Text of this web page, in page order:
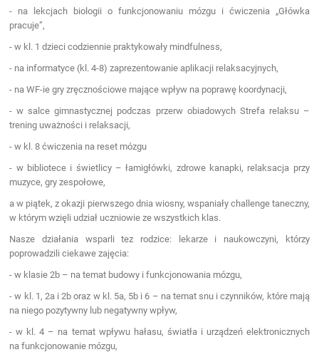
- na lekcjach biologii o funkcjonowaniu mózgu i ćwiczenia „Główka
pracuje”,
- w kl. 1 dzieci codziennie praktykowały mindfulness,
- na informatyce (kl. 4-8) zaprezentowanie aplikacji relaksacyjnych,
- na WF-ie gry zręcznościowe mające wpływ na poprawę koordynacji,
- w salce gimnastycznej podczas przerw obiadowych Strefa relaksu –
trening uważności i relaksacji,
- w kl. 8 ćwiczenia na reset mózgu
- w bibliotece i świetlicy – łamigłówki, zdrowe kanapki, relaksacja przy
muzyce, gry zespołowe,
a w piątek, z okazji pierwszego dnia wiosny, wspaniały challenge taneczny,
w którym wzięli udział uczniowie ze wszystkich klas.
Nasze działania wsparli tez rodzice: lekarze i naukowczyni, którzy
poprowadzili ciekawe zajęcia:
- w klasie 2b – na temat budowy i funkcjonowania mózgu,
- w kl. 1, 2a i 2b oraz w kl. 5a, 5b i 6 – na temat snu i czynników, które mają
na niego pozytywny lub negatywny wpływ,
- w kl. 4 – na temat wpływu hałasu, światła i urządzeń elektronicznych
na funkcjonowanie mózgu,